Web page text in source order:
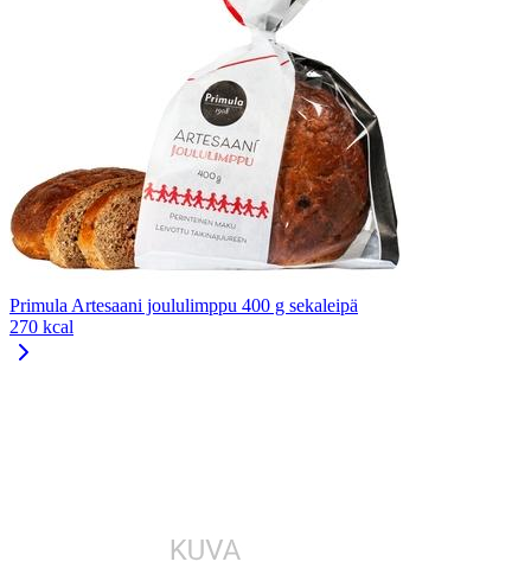
Primula Artesaani joululimppu 400 g sekaleipä
270 kcal